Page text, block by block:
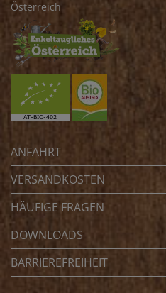
Österreich
ANFAHRT
VERSANDKOSTEN
HÄUFIGE FRAGEN
DOWNLOADS
BARRIEREFREIHEIT